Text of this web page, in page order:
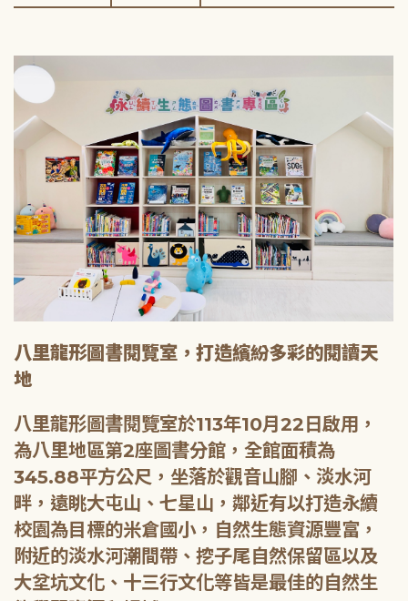
八里龍形圖書閱覽室，打造繽紛多彩的閱讀天
地
八里龍形圖書閱覽室於113年10月22日啟用，
為八里地區第2座圖書分館，全館面積為
345.88平方公尺，坐落於觀音山腳、淡水河
畔，遠眺大屯山、七星山，鄰近有以打造永續
校園為目標的米倉國小，自然生態資源豐富，
附近的淡水河潮間帶、挖子尾自然保留區以及
大坌坑文化、十三行文化等皆是最佳的自然生